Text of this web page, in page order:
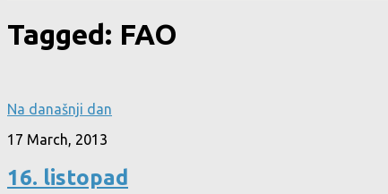
Tagged: FAO
Na današnji dan
17 March, 2013
16. listopad